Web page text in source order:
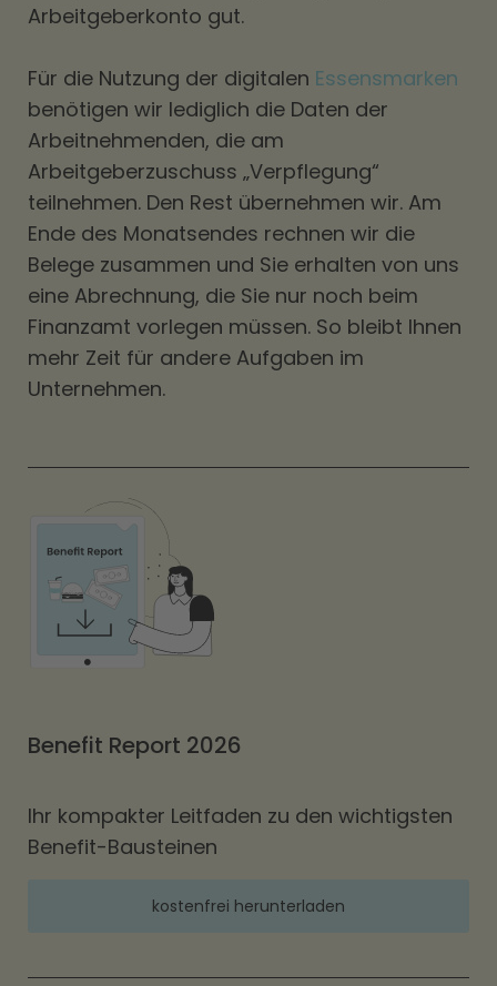
Arbeitgeberkonto gut.
Für die Nutzung der digitalen Essensmarken
benötigen wir lediglich die Daten der
Arbeitnehmenden, die am
Arbeitgeberzuschuss „Verpflegung“
teilnehmen. Den Rest übernehmen wir. Am
Ende des Monatsendes rechnen wir die
Belege zusammen und Sie erhalten von uns
eine Abrechnung, die Sie nur noch beim
Finanzamt vorlegen müssen. So bleibt Ihnen
mehr Zeit für andere Aufgaben im
Unternehmen.
Benefit Report 2026
Ihr kompakter Leitfaden zu den wichtigsten
Benefit-Bausteinen
kostenfrei herunterladen